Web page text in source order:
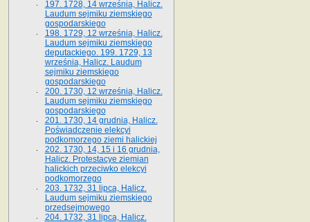
197. 1728, 14 września, Halicz.
Laudum sejmiku ziemskiego
gospodarskiego
198. 1729, 12 września, Halicz.
Laudum sejmiku ziemskiego
deputackiego. 199. 1729, 13
września, Halicz. Laudum
sejmiku ziemskiego
gospodarskiego
200. 1730, 12 września, Halicz.
Laudum sejmiku ziemskiego
gospodarskiego
201. 1730, 14 grudnia, Halicz.
Poświadczenie elekcyi
podkomorzego ziemi halickiej
202. 1730, 14, 15 i 16 grudnia,
Halicz. Protestacye ziemian
halickich przeciwko elekcyi
podkomorzego
203. 1732, 31 lipca, Halicz.
Laudum sejmiku ziemskiego
przedsejmowego
204. 1732, 31 lipca, Halicz.